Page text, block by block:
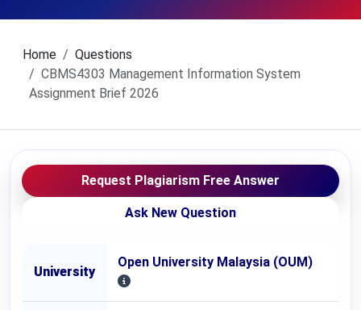
Home
Questions
CBMS4303 Management Information System
Assignment Brief 2026
Request Plagiarism Free Answer
Ask New Question
University
Open University Malaysia (OUM)